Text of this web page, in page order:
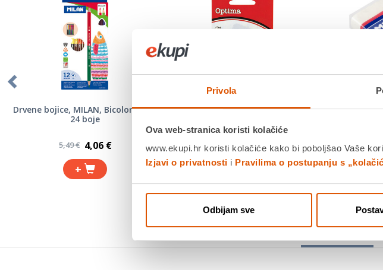
Privola
Ova web-stranica koristi kolačiće
www.ekupi.hr koristi kolačiće kako bi poboljšao Vaše
Izjavi o privatnosti i Pravilima o postupanju s
Odbijam sve
Drvene bojice, MILAN, Bicolor, 12/1,
24 boje
5,49 € 4,06 €
+
Šiljilo metalno, 1 rupa, OPTIMA
1,29 € 1,13 €
+